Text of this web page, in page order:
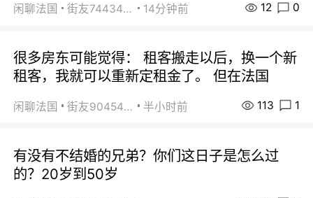
闲聊法国 街友74434350 14分钟前 12 0
很多房东可能觉得： 租客搬走以后，换一个新
租客，我就可以重新定租金了。 但在法国
闲聊法国 街友90454511 半小时前 113 1
有没有不结婚的兄弟？你们这日子是怎么过
的？20岁到50岁